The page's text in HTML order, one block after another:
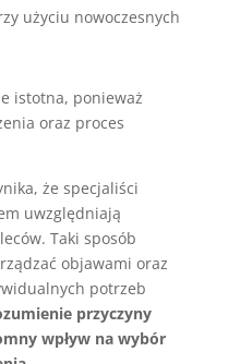
użyciu nowoczesnych
istotna, ponieważ
oraz proces
że specjaliści
uwzględniają
Taki sposób
objawami oraz
potrzeb
przyczyny
wpływ na wybór